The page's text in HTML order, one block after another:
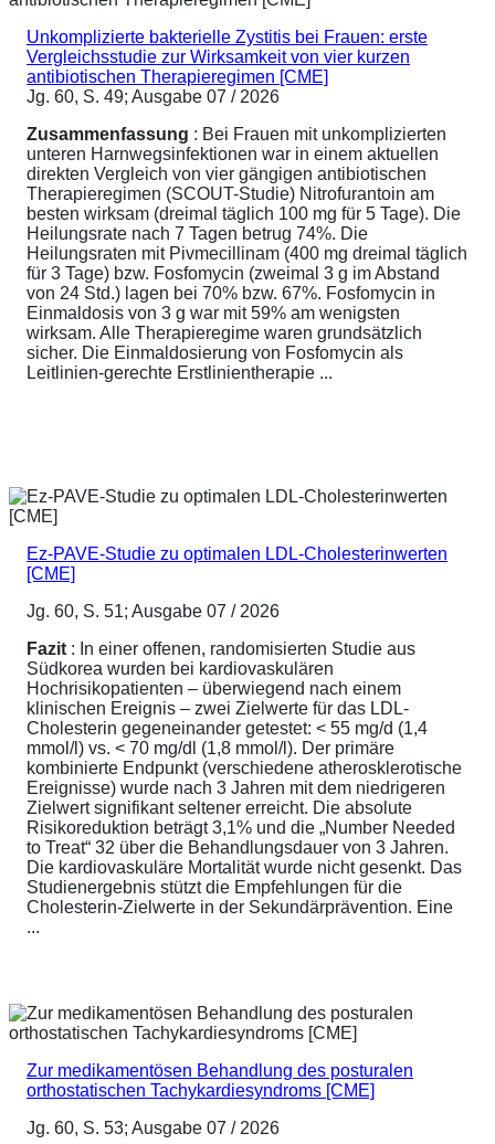
Unkomplizierte bakterielle Zystitis bei Frauen: erste
Vergleichsstudie zur Wirksamkeit von vier kurzen
antibiotischen Therapieregimen [CME]
Jg. 60, S. 49; Ausgabe 07 / 2026
Zusammenfassung : Bei Frauen mit unkomplizierten
unteren Harnwegsinfektionen war in einem aktuellen
direkten Vergleich von vier gängigen antibiotischen
Therapieregimen (SCOUT-Studie) Nitrofurantoin am
besten wirksam (dreimal täglich 100 mg für 5 Tage). Die
Heilungsrate nach 7 Tagen betrug 74%. Die
Heilungsraten mit Pivmecillinam (400 mg dreimal täglich
für 3 Tage) bzw. Fosfomycin (zweimal 3 g im Abstand
von 24 Std.) lagen bei 70% bzw. 67%. Fosfomycin in
Einmaldosis von 3 g war mit 59% am wenigsten
wirksam. Alle Therapieregime waren grundsätzlich
sicher. Die Einmaldosierung von Fosfomycin als
Leitlinien-gerechte Erstlinientherapie ...
Ez-PAVE-Studie zu optimalen LDL-Cholesterinwerten
[CME]
Jg. 60, S. 51; Ausgabe 07 / 2026
Fazit : In einer offenen, randomisierten Studie aus
Südkorea wurden bei kardiovaskulären
Hochrisikopatienten – überwiegend nach einem
klinischen Ereignis – zwei Zielwerte für das LDL-
Cholesterin gegeneinander getestet: < 55 mg/d (1,4
mmol/l) vs. < 70 mg/dl (1,8 mmol/l). Der primäre
kombinierte Endpunkt (verschiedene atherosklerotische
Ereignisse) wurde nach 3 Jahren mit dem niedrigeren
Zielwert signifikant seltener erreicht. Die absolute
Risikoreduktion beträgt 3,1% und die „Number Needed
to Treat“ 32 über die Behandlungsdauer von 3 Jahren.
Die kardiovaskuläre Mortalität wurde nicht gesenkt. Das
Studienergebnis stützt die Empfehlungen für die
Cholesterin-Zielwerte in der Sekundärprävention. Eine
...
Zur medikamentösen Behandlung des posturalen
orthostatischen Tachykardiesyndroms [CME]
Jg. 60, S. 53; Ausgabe 07 / 2026